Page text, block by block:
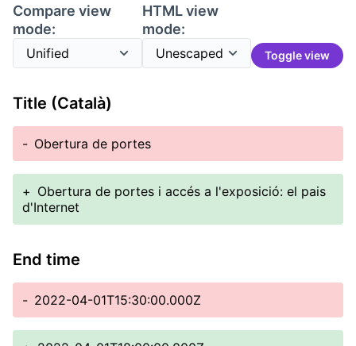
Compare view
mode:
HTML view
mode:
Toggle view
Title (Català)
- Obertura de portes
+ Obertura de portes i accés a l'exposició: el pais
d'Internet
End time
- 2022-04-01T15:30:00.000Z